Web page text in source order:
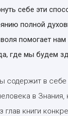
себе эти
полной
помогает
где мы будем
содержит в
в
книги